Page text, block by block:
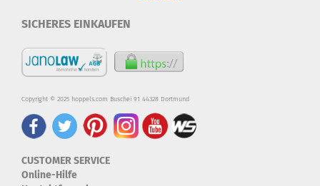
SICHERES EINKAUFEN
Copyright © 2025 hoppels.com Buschei 91 44328 Dortmund
CUSTOMER SERVICE
Online-Hilfe